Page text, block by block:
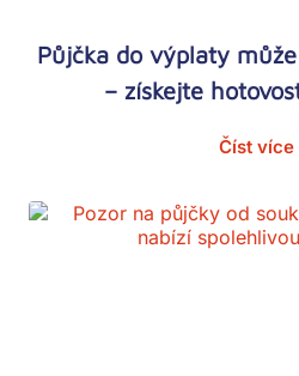
Půjčka do výplaty
– získejte
Číst více